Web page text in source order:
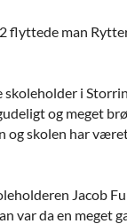
flyttede man
i
og meget
og skolen har
Jacob
var da en meget